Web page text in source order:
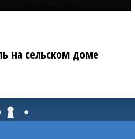
на сельском доме